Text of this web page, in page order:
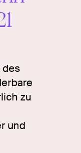
zu
und